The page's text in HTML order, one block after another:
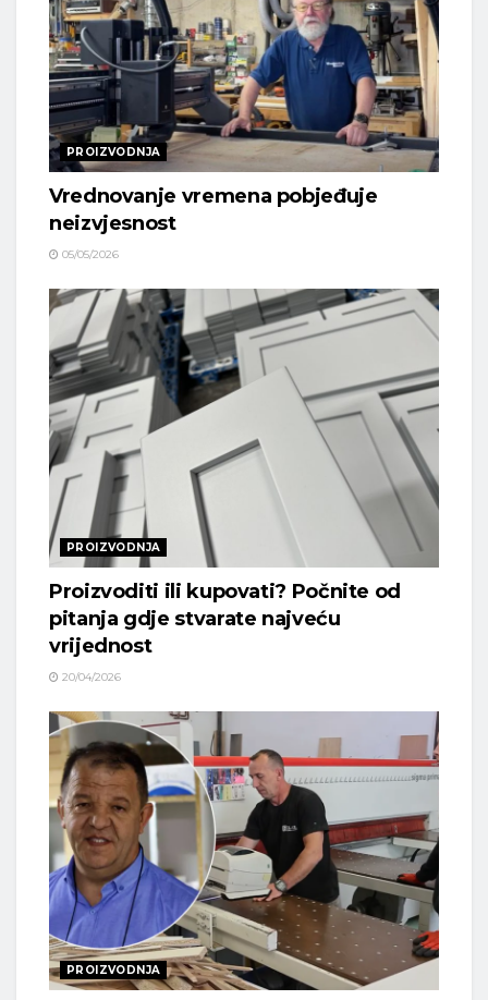
PROIZVODNJA
Vrednovanje vremena pobjeđuje
neizvjesnost
05/05/2026
PROIZVODNJA
Proizvoditi ili kupovati? Počnite od
pitanja gdje stvarate najveću
vrijednost
20/04/2026
PROIZVODNJA